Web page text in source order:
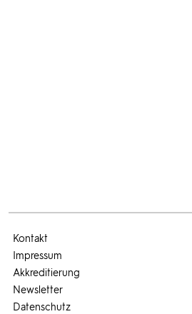
Kontakt
Impressum
Akkreditierung
Newsletter
Datenschutz